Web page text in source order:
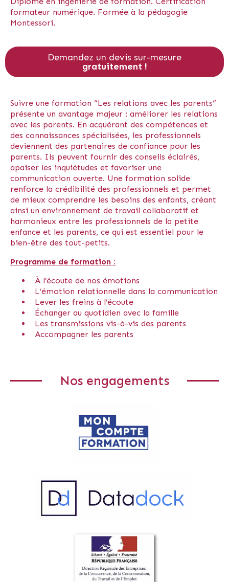
formateur numérique. Formée à la pédagogie
Montessori.
Demandez un devis sur-mesure
gratuitement !
Suivre une formation “Les relations avec les parents”
présente un avantage majeur : améliorer les relations
avec les parents. En acquérant des compétences et
des connaissances spécialisées, les professionnels
deviennent des partenaires de confiance pour les
parents. Ils peuvent fournir des conseils éclairés,
apaiser les inquiétudes et favoriser une
communication ouverte. Une formation solide
renforce la crédibilité des professionnels et permet
de mieux comprendre les besoins des enfants, créant
ainsi un environnement de travail collaboratif et
harmonieux entre les professionnels de la petite
enfance et les parents, ce qui est essentiel pour le
bien-être des tout-petits.
Programme de formation :
À l’écoute de nos émotions
L’émotion relationnelle dans la communication
Lever les freins à l’écoute
Échanger au quotidien avec la famille
Les transmissions vis-à-vis des parents
Accompagner les parents
Nos engagements